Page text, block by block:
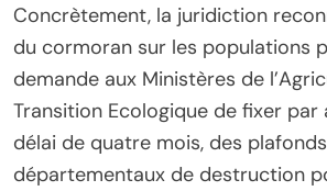
Concrètement, la juridiction
du cormoran sur les populations
demande aux Ministères de
Transition Ecologique de fixer par
délai de quatre mois, des plafonds
départementaux de destruction